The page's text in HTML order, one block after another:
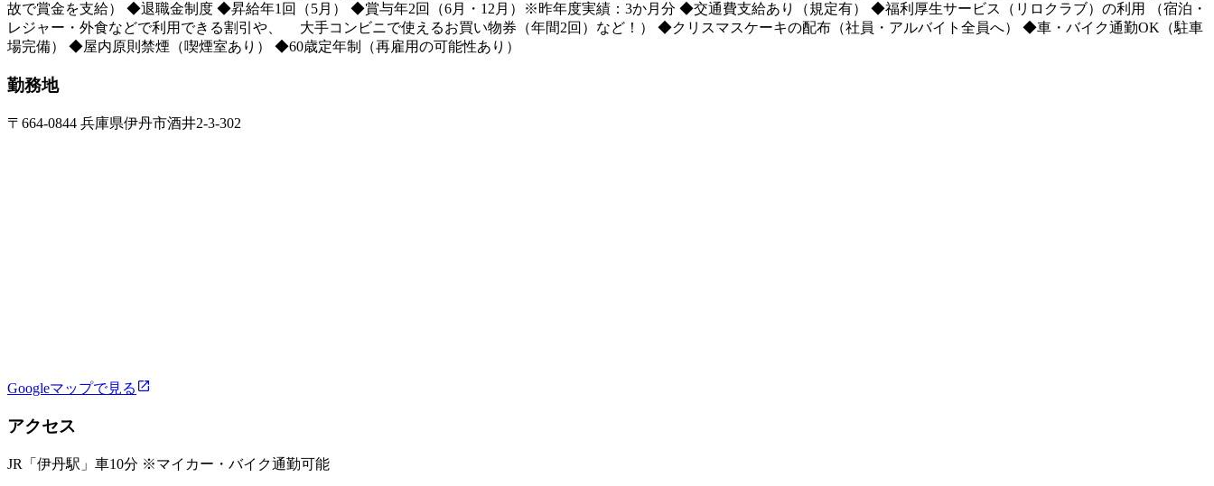
故で賞金を支給） ◆退職金制度 ◆昇給年1回（5月） ◆賞与年2回（6月・12月）※昨年度実績：3か月分 ◆交通費支給あり（規定有） ◆福利厚生サービス（リロクラブ）の利用 （宿泊・
レジャー・外食などで利用できる割引や、 大手コンビニで使えるお買い物券（年間2回）など！） ◆クリスマスケーキの配布（社員・アルバイト全員へ） ◆車・バイク通勤OK（駐車
場完備） ◆屋内原則禁煙（喫煙室あり） ◆60歳定年制（再雇用の可能性あり）
勤務地
〒664-0844 兵庫県伊丹市酒井2-3-302
Googleマップで見る
アクセス
JR「伊丹駅」車10分 ※マイカー・バイク通勤可能